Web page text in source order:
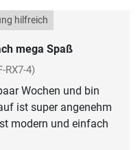
mega Spaß
hilfreich
RX7-4)
Wochen und bin
ist super angenehm
modern und einfach